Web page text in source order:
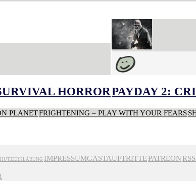
HORRORPAYDAY 2:
PLANETFRIGHTENING – PLAY WITH YOUR FEARS
IMPRESSUMGASTAUFTRITTEPATREON